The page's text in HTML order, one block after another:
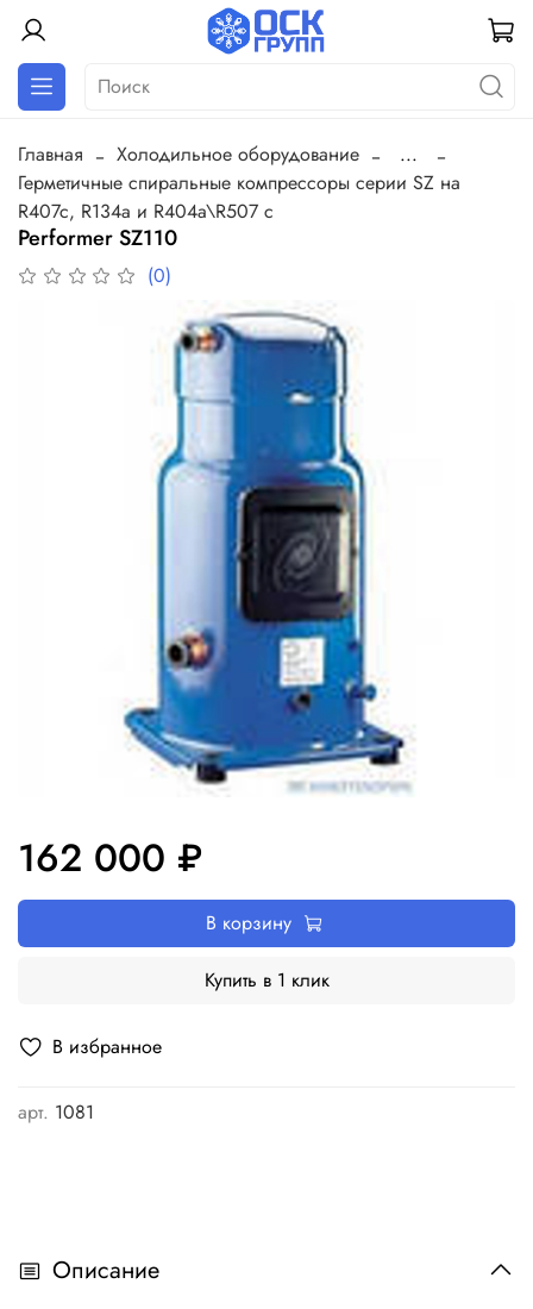
Главная Холодильное оборудование
...
Герметичные спиральные компрессоры серии SZ на
R407c, R134a и R404a\R507 c
Performer SZ110
(0)
В избранное
арт. 1081
162 000 ₽
В корзину
Купить в 1 клик
Описание